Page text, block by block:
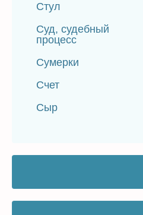
Стул
Суд, судебный
процесс
Сумерки
Счет
Сыр